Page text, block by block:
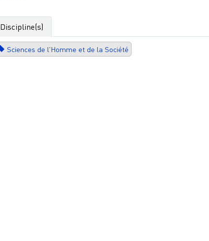
Discipline(s)
Sciences de l'Homme et de la Société